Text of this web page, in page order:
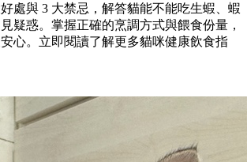
處與 3 大禁忌，解答貓能不能吃生蝦、蝦
疑惑。掌握正確的烹調方式與餵食份量，
心。立即閱讀了解更多貓咪健康飲食指